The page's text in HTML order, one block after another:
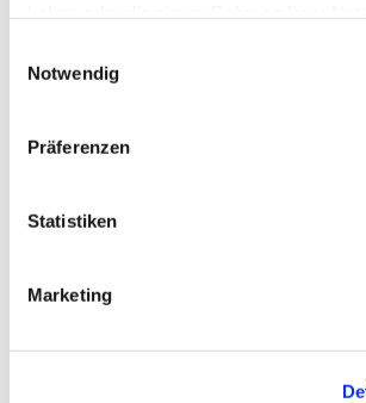
Notwendig
Präferenzen
Statistiken
Marketing